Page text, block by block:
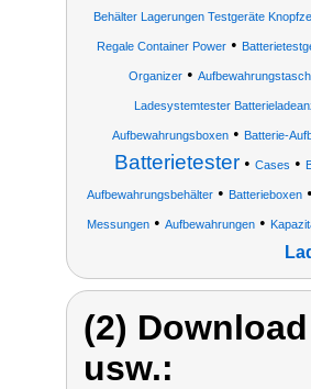
Behälter Lagerungen Testgeräte
Regale Container Power •
Organizer•
Ladesystemtester
Aufbewahrungsboxen • Batterie-
Batterietester • Cases •
Aufbewahrungsbehälter • Batterieboxen
Messungen • Aufbewahrungen •
(2)
usw.: